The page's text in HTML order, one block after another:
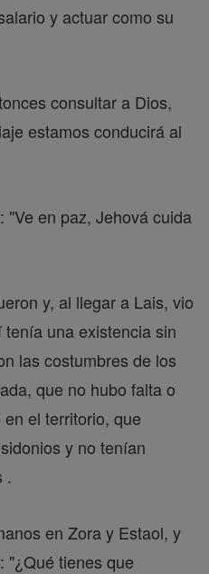
y actuar como su
consultar a Dios,
estamos conducirá al
"Ve en paz, Jehová cuida
y, al llegar a Lais, vio
una existencia sin
las costumbres de los
que no hubo falta o
el territorio, que
y no tenían
.
en Zora y Estaol, y
"¿Qué tienes que